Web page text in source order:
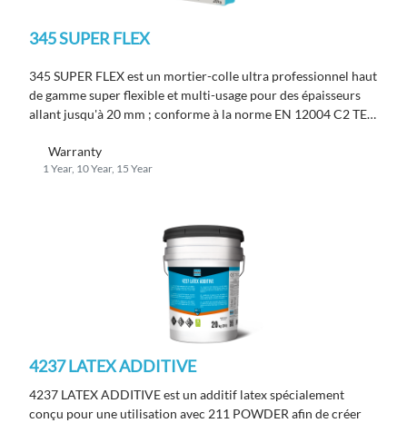
345 SUPER FLEX
345 SUPER FLEX est un mortier-colle ultra professionnel haut
de gamme super flexible et multi-usage pour des épaisseurs
allant jusqu'à 20 mm ; conforme à la norme EN 12004 C2 TE
Warranty
1 Year, 10 Year, 15 Year
4237 LATEX ADDITIVE
4237 LATEX ADDITIVE est un additif latex spécialement
conçu pour une utilisation avec 211 POWDER afin de créer